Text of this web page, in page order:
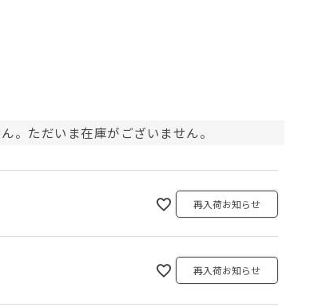
。ただいま在庫がございません。
再入荷お知らせ
再入荷お知らせ